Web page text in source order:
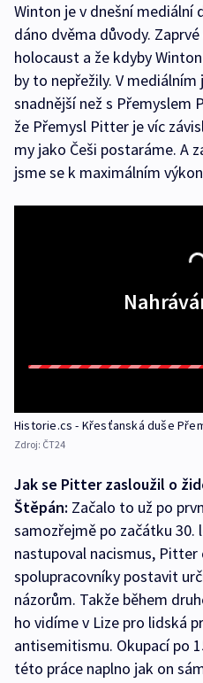
Winton je v dnešní mediální
dáno dvěma důvody.
holocaust a že kdyby
by to nepřežily. V
snadnější než s Přemyslem
že Přemysl Pitter je víc
my jako Češi postaráme. A
jsme se k maximálním
Historie.cs - Křesťanská duše
Zdroj: ČT24
Jak se Pitter zasloužil o
Štěpán: Začalo to už po
samozřejmě po začátku 30.
nastupoval nacismus, Pitter
spolupracovníky postavit
názorům. Takže během
ho vidíme v Lize pro lidská
antisemitismu. Okupací po
této práce naplno jak on